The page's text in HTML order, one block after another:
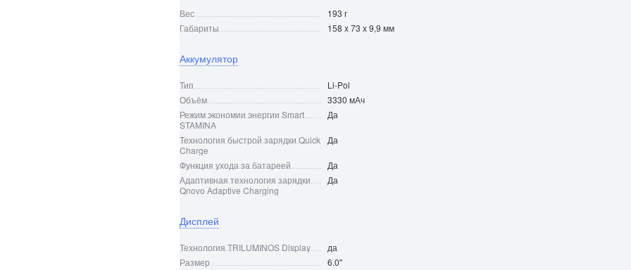
Вес
193 г
Габариты
158 x 73 x 9,9 мм
Аккумулятор
Тип
Li-Pol
Объём
3330 мАч
Режим экономии энергии Smart
STAMINA
Да
Технология быстрой зарядки Quick
Charge
Да
Функция ухода за батареей
Да
Адаптивная технология зарядки
Qnovo Adaptive Charging
Да
Дисплей
Технология TRILUMINOS Display
да
Размер
6.0"